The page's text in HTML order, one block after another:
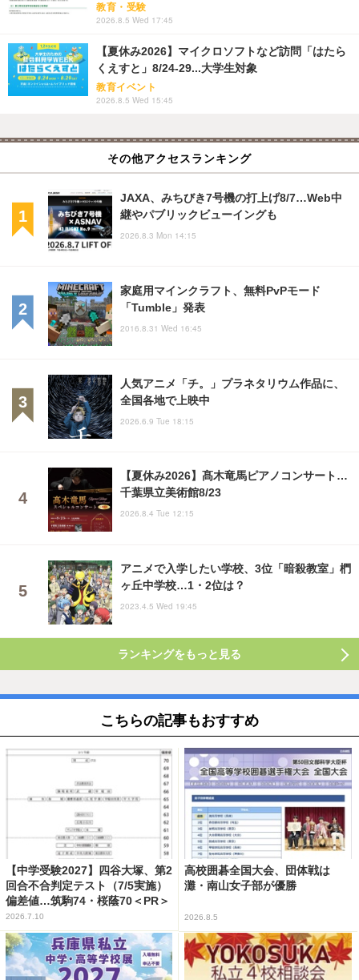
教育・受験
2026.8.5 Wed 17:45
【夏休み2026】マイクロソフトなど訪問「はたら
くえすと」8/24-29...大学生対象
教育イベント
2026.8.5 Wed 15:45
その他アクセスランキング
JAXA、みちびき7号機の打上げ8/7…Web中
継やパブリックビューイングも
2026.8.3 Mon 14:15
家庭用マインクラフト、無料PvPモード
「Tumble」発表
2016.8.31 Wed 16:45
人気アニメ「チ。」プラネタリウム作品に、
全国各地で上映中
2026.6.9 Tue 18:15
【夏休み2026】髙木竜馬ピアノコンサート…
千葉県立美術館8/23
2026.8.4 Tue 12:15
アニメで入学したい学校、3位「暗殺教室」椚
ヶ丘中学校…1・2位は？
2023.4.5 Wed 19:45
ランキングをもっと見る
こちらの記事もおすすめ
【中学受験2027】四谷大塚、第2
回合不合判定テスト（7/5実施）
偏差値…筑駒74・桜蔭70＜PR＞
2026.7.10
高校囲碁全国大会、団体戦は
灘・南山女子部が優勝
2026.8.5